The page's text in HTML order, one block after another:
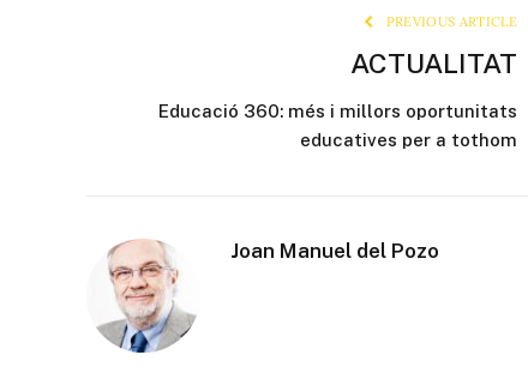
PREVIOUS ARTICLE
ACTUALITAT
Educació 360: més i millors oportunitats
educatives per a tothom
Joan Manuel del Pozo